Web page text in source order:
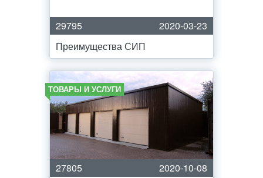
29795
2020-03-23
Преимущества СИП
ТОВАРЫ И УСЛУГИ
27805
2020-10-08